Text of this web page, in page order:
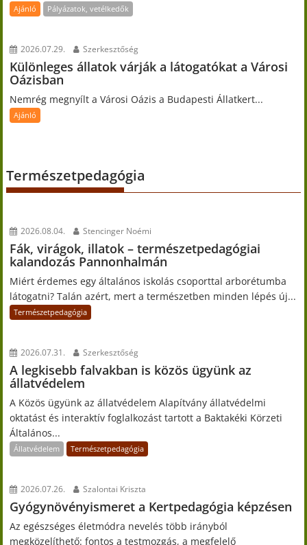
Ajánló Pályázatok, vetélkedők
2026.07.29. Szerkesztőség
Különleges állatok várják a látogatókat a Városi
Oázisban
Nemrég megnyílt a Városi Oázis a Budapesti Állatkert...
Ajánló
Természetpedagógia
2026.08.04. Stencinger Noémi
Fák, virágok, illatok – természetpedagógiai
kalandozás Pannonhalmán
Miért érdemes egy általános iskolás csoporttal arborétumba
látogatni? Talán azért, mert a természetben minden lépés új...
Természetpedagógia
2026.07.31. Szerkesztőség
A legkisebb falvakban is közös ügyünk az
állatvédelem
A Közös ügyünk az állatvédelem Alapítvány állatvédelmi
oktatást és interaktív foglalkozást tartott a Baktakéki Körzeti
Általános...
Állatvédelem Természetpedagógia
2026.07.26. Szalontai Kriszta
Gyógynövényismeret a Kertpedagógia képzésen
Az egészséges életmódra nevelés több irányból
megközelíthető: fontos a testmozgás, a megfelelő